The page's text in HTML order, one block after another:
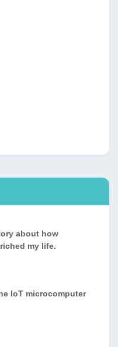
about how
my life.
IoT microcomputer